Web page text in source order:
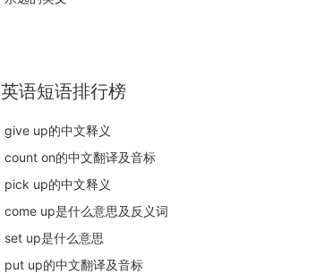
英语短语排行榜
give up的中文释义
count on的中文翻译及音标
pick up的中文释义
come up是什么意思及反义词
set up是什么意思
put up的中文翻译及音标